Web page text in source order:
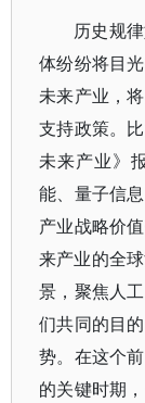
历史规
体纷纷将目
未来产业，
支持政策。
未来产业》
能、量子信
产业战略价
来产业的全
景，聚焦人
们共同的目
势。在这个
的关键时期